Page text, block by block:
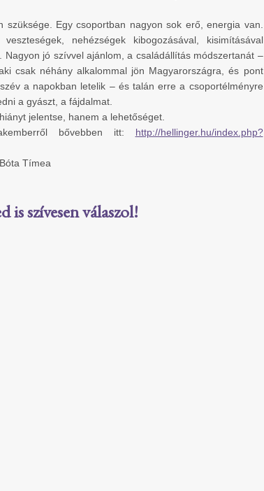
Egy csoportban nagyon sok erő, energia van.
nehézségek kibogozásával, kisimításával
jó szívvel ajánlom, a családállítás módszertanát –
csak néhány alkalommal jön Magyarországra, és pont
a napokban letelik – és talán erre a csoportélményre
a gyászt, a fájdalmat.
jelentse, hanem a lehetőséget.
bővebben itt: http://hellinger.hu/index.php?
Tímea
is szívesen válaszol!